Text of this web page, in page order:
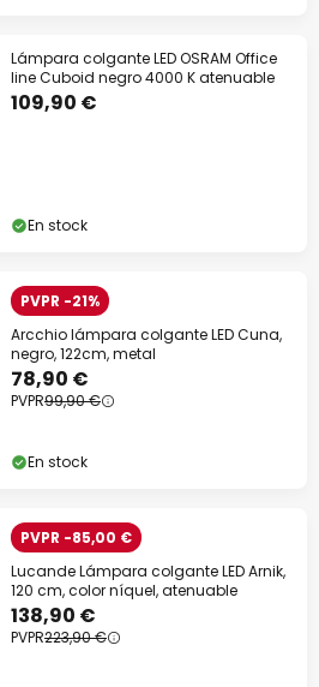
Lámpara colgante LED OSRAM Office
line Cuboid negro 4000 K atenuable
109,90 €
En stock
PVPR -21%
Arcchio lámpara colgante LED Cuna,
negro, 122cm, metal
78,90 €
PVPR99,90 €
En stock
PVPR -85,00 €
Lucande Lámpara colgante LED Arnik,
120 cm, color níquel, atenuable
138,90 €
PVPR223,90 €
*Marcas excluidas